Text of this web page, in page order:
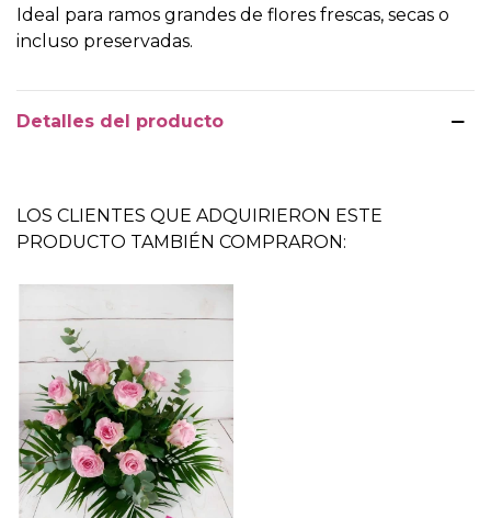
Ideal para ramos grandes de flores frescas, secas o
incluso preservadas.
Detalles del producto
LOS CLIENTES QUE ADQUIRIERON ESTE
PRODUCTO TAMBIÉN COMPRARON: